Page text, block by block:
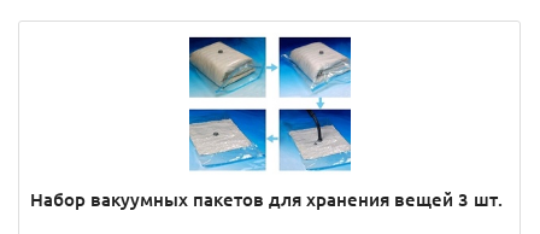
Набор вакуумных пакетов для хранения вещей 3 шт.